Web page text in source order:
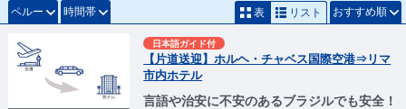
ペルー 時間帯 表 リスト おすすめ順
日本語ガイド付
【片道送迎】ホルヘ・チャベス国際空港⇒リマ
市内ホテル
言語や治安に不安のあるブラジルでも安全！